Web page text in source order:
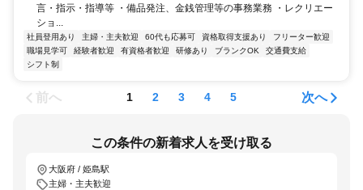
言・指示・指導等 ・備品発注、金銭管理等の事務業務 ・レクリエー
ショ...
社員登用あり 主婦・主夫歓迎 60代も応募可 資格取得支援あり
フリーター歓迎
職場見学可
経験者歓迎 有資格者歓迎 研修あり ブランクOK
交通費支給
シフト制
前へ 1 2 3 4 5 次へ
この条件の新着求人を受け取る
大阪府 / 姫島駅
主婦・主夫歓迎